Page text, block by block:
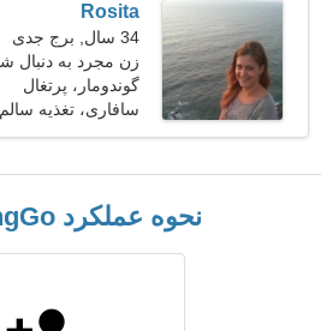
Rosita
34 سال, برج جدی
46
گوندومار، پرتغال
سافاری، تغذیه سالم
نحوه عملکرد PrtDatingGo